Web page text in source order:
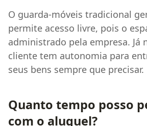
O guarda-móveis tradicional
permite acesso livre, pois o
administrado pela empresa. Já
cliente tem autonomia para
seus bens sempre que precisar.
Quanto tempo posso
com o aluguel?